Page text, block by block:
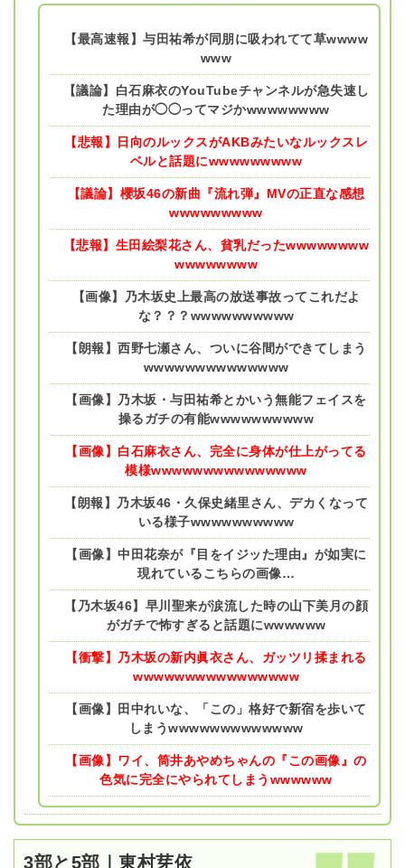
【最高速報】与田祐希が同朋に吸われてて草wwww
www
【議論】白石麻衣のYouTubeチャンネルが急失速し
た理由が◯◯ってマジかwwwwwwww
【悲報】日向のルックスがAKBみたいなルックスレ
ベルと話題にwwwwwwwww
【議論】櫻坂46の新曲『流れ弾』MVの正直な感想
wwwwwwwww
【悲報】生田絵梨花さん、貧乳だったwwwwwwww
wwwwwwww
【画像】乃木坂史上最高の放送事故ってこれだよ
な？？？wwwwwwwwww
【朗報】西野七瀬さん、ついに谷間ができてしまう
wwwwwwwwwwwwww
【画像】乃木坂・与田祐希とかいう無能フェイスを
操るガチの有能wwwwwwwwww
【画像】白石麻衣さん、完全に身体が仕上がってる
模様wwwwwwwwwwwwwww
【朗報】乃木坂46・久保史緒里さん、デカくなって
いる様子wwwwwwwwww
【画像】中田花奈が『目をイジッた理由』が如実に
現れているこちらの画像…
【乃木坂46】早川聖来が涙流した時の山下美月の顔
がガチで怖すぎると話題にwwwwww
【衝撃】乃木坂の新内眞衣さん、ガッツリ揉まれる
wwwwwwwwwwwwwwww
【画像】田中れいな、「この」格好で新宿を歩いて
しまうwwwwwwwwwwwww
【画像】ワイ、筒井あやめちゃんの『この画像』の
色気に完全にやられてしまうwwwwww
3部と5部｜東村芽依